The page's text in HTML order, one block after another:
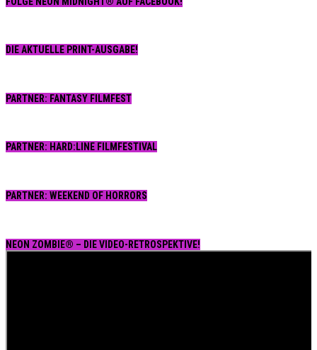
DIE AKTUELLE PRINT-AUSGABE!
PARTNER: FANTASY FILMFEST
PARTNER: HARD:LINE FILMFESTIVAL
PARTNER: WEEKEND OF HORRORS
NEON ZOMBIE® – DIE VIDEO-RETROSPEKTIVE!